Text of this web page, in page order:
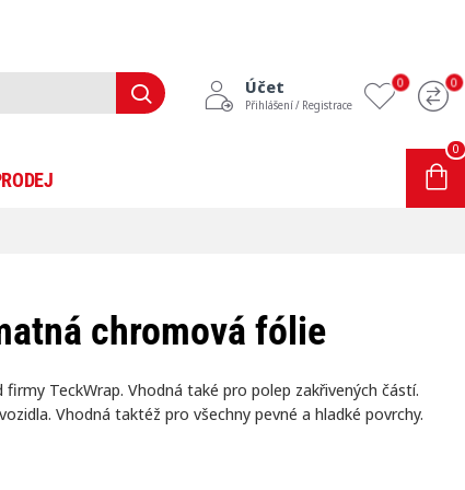
Účet
Přihlášení / Registrace
0 0
0
chromová fólie
TeckWrap. Vhodná také pro polep zakřivených částí.
Vhodná taktéž pro všechny pevné a hladké povrchy.